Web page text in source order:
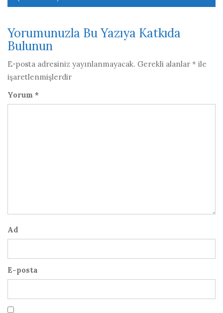
Yorumunuzla Bu Yazıya Katkıda
Bulunun
E-posta adresiniz yayınlanmayacak. Gerekli alanlar * ile
işaretlenmişlerdir
Yorum *
Ad
E-posta